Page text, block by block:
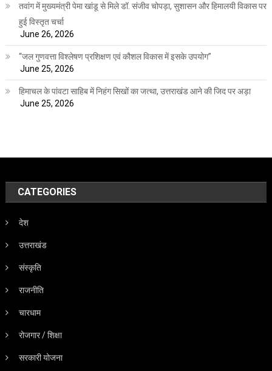
तवांग में मुख्यमंत्री पेमा खांडू से मिले डॉ. संजीव चोपड़ा, सुशासन और हिमालयी विकास पर
हुई विस्तृत चर्चा
June 26, 2026
“जल गुणवत्ता विश्लेषण प्रशिक्षण एवं कौशल विकास में इसके उपयोग”
June 25, 2026
हिमाचल के पांवटा साहिब में निहंग सिखों का जत्था, उत्तराखंड आने की जिद पर अड़ा
June 25, 2026
CATEGORIES
देश
उत्तराखंड
संस्कृति
राजनीति
चारधाम
रोजगार / शिक्षा
सरकारी योजना